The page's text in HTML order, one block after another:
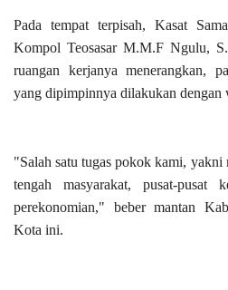
Pada tempat terpisah, Kasat
Kompol Teosasar M.M.F Ngulu,
ruangan kerjanya menerangkan,
yang dipimpinnya dilakukan dengan
"Salah satu tugas pokok kami,
tengah masyarakat, pusat-pusat
perekonomian," beber mantan
Kota ini.